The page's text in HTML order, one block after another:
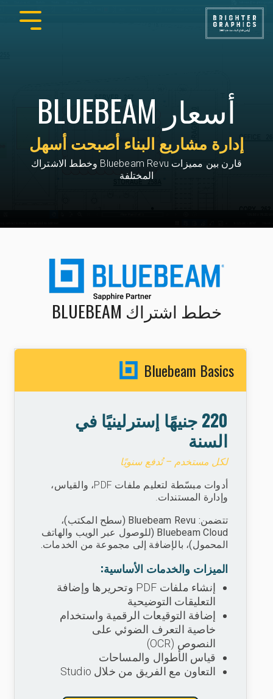
أسعار BLUEBEAM
إدارة مشاريع البناء أصبحت أسهل
قارن بين مميزات Bluebeam Revu وخطط الاشتراك
المختلفة
خطط اشتراك BLUEBEAM
Bluebeam Basics
220 جنيهًا إسترلينيًا في
السنة
لكل مستخدم – تُدفع سنويًا
أدوات مبسّطة لتعليم ملفات PDF، والقياس،
وإدارة المستندات.
تتضمن: Bluebeam Revu (سطح المكتب)،
Bluebeam Cloud (للوصول عبر الويب والهاتف
المحمول)، بالإضافة إلى مجموعة من الخدمات.
الميزات والخدمات الأساسية:
إنشاء ملفات PDF وتحريرها وإضافة
التعليقات التوضيحية
إضافة التوقيعات الرقمية واستخدام
خاصية التعرف الضوئي على
النصوص (OCR)
قياس الأطوال والمساحات
التعاون مع الفريق من خلال Studio